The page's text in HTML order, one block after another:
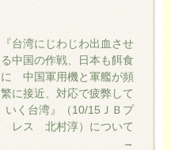
『台湾にじわじわ出血させ
る中国の作戦、日本も餌食
に 中国軍用機と軍艦が頻
繁に接近、対応で疲弊して
いく台湾』（10/15ＪＢプ
レス 北村淳）について
→